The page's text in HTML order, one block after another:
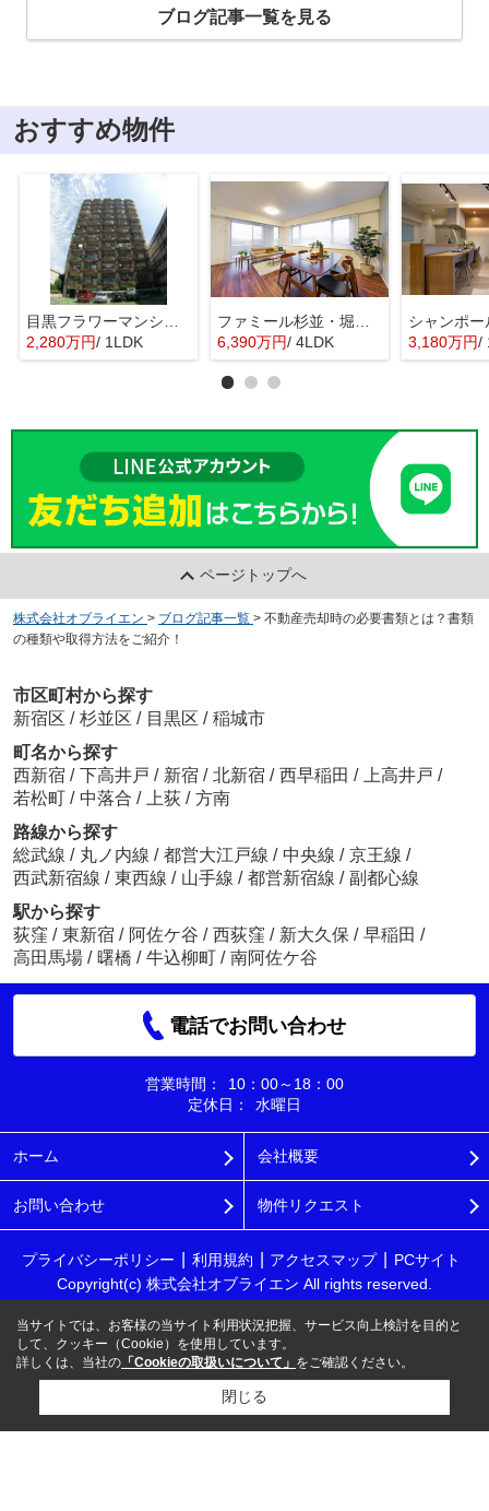
ブログ記事一覧を見る
おすすめ物件
目黒フラワーマンション 11階部分
2,280万円/ 1LDK
ファミール杉並・堀ノ内ガーデンテラス
6,390万円/ 4LDK 3,180万円/
ページトップへ
株式会社オブライエン > ブログ記事一覧 > 不動産売却時の必要書類とは？書類
の種類や取得方法をご紹介！
市区町村から探す
新宿区 / 杉並区 / 目黒区 / 稲城市
町名から探す
西新宿 / 下高井戸 / 新宿 / 北新宿 / 西早稲田 / 上高井戸 /
若松町 / 中落合 / 上荻 / 方南
路線から探す
総武線 / 丸ノ内線 / 都営大江戸線 / 中央線 / 京王線 /
西武新宿線 / 東西線 / 山手線 / 都営新宿線 / 副都心線
駅から探す
荻窪 / 東新宿 / 阿佐ケ谷 / 西荻窪 / 新大久保 / 早稲田 /
高田馬場 / 曙橋 / 牛込柳町 / 南阿佐ケ谷
電話でお問い合わせ
営業時間：
10：00～18：00
定休日：
水曜日
ホーム 会社概要
お問い合わせ 物件リクエスト
プライバシーポリシー 利用規約 アクセスマップ
PCサイト
Copyright(c) 株式会社オブライエン All rights reserved.
当サイトでは、お客様の当サイト利用状況把握、サービス向上検討を目的と
して、クッキー（Cookie）を使用しています。
詳しくは、当社の 「Cookieの取扱いについて」 をご確認ください。
閉じる